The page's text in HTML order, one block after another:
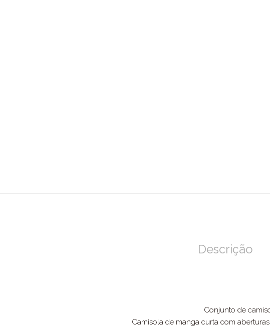
Descrição
Conjunto de
Camisola de manga curta com